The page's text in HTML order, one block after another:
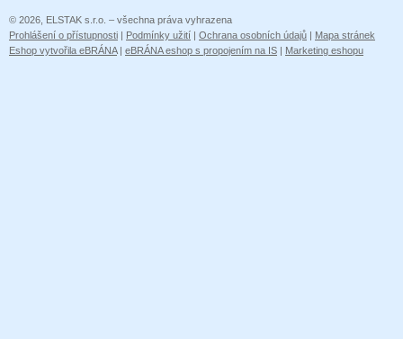
© 2026, ELSTAK s.r.o. – všechna práva vyhrazena
Prohlášení o přístupnosti | Podmínky užití | Ochrana osobních údajů | Mapa stránek
Eshop vytvořila eBRÁNA| eBRÁNA eshop s propojením na IS | Marketing eshopu